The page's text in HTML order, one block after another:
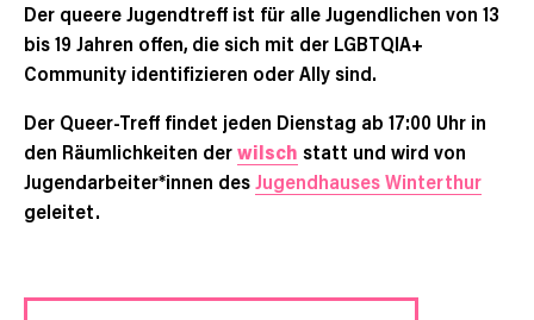
Der queere Jugendtreff ist für alle Jugendlichen von 13
bis 19 Jahren offen, die sich mit der LGBTQIA+
Community identifizieren oder Ally sind.
Der Queer-Treff findet jeden Dienstag ab 17:00 Uhr in
den Räumlichkeiten derwilsch statt und wird von
Jugendarbeiter*innen desJugendhauses Winterthur
geleitet.